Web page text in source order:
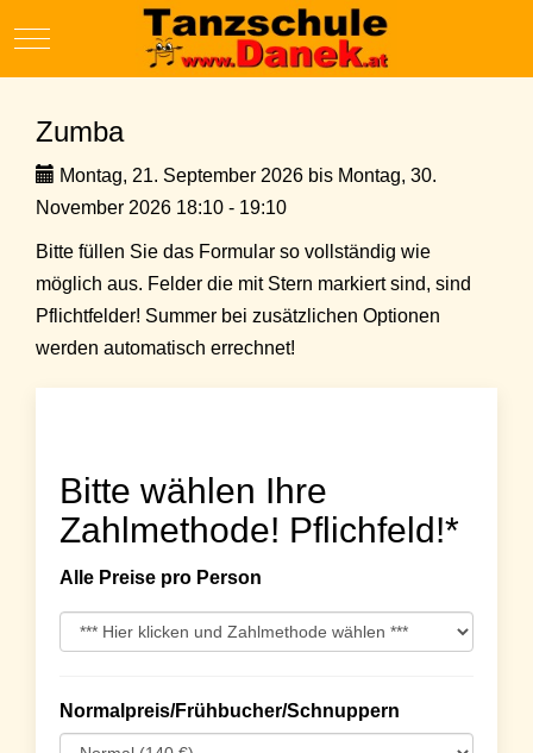
Mobile Menu Toggle
Zumba
Montag, 21. September 2026 bis Montag, 30.
November 2026 18:10 - 19:10
Bitte füllen Sie das Formular so vollständig wie
möglich aus. Felder die mit Stern markiert sind, sind
Pflichtfelder! Summer bei zusätzlichen Optionen
werden automatisch errechnet!
Bitte wählen Ihre
Zahlmethode! Pflichfeld!*
Alle Preise pro Person
Normalpreis/Frühbucher/Schnuppern